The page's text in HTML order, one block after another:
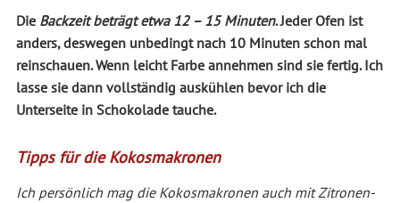
DieBackzeit beträgt etwa 12 – 15 Minuten. Jeder Ofen ist
anders, deswegen unbedingt nach 10 Minuten schon mal
reinschauen. Wenn leicht Farbe annehmen sind sie fertig. Ich
lasse sie dann vollständig auskühlen bevor ich die
Unterseite in Schokolade tauche.
Tipps für die Kokosmakronen
Ich persönlich mag die Kokosmakronen auch mit Zitronen-